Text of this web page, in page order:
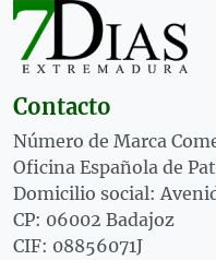
Contacto
Número de Marca
Oficina Española de
Domicilio social:
CP: 06002 Badajoz
CIF: 08856071J